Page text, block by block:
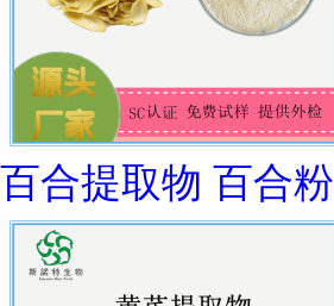
百合提取物 百合粉